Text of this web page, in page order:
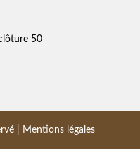
50
| Mentions légales